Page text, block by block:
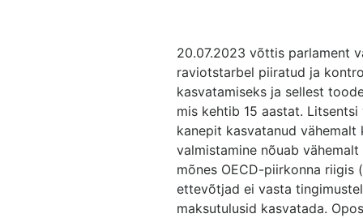
20.07.2023 võttis parlament
raviotstarbel piiratud ja
kasvatamiseks ja sellest
mis kehtib 15 aastat.
kanepit kasvatanud
valmistamine nõuab
mõnes OECD-piirkonna riigis
ettevõtjad ei vasta
maksutulusid kasvatada.